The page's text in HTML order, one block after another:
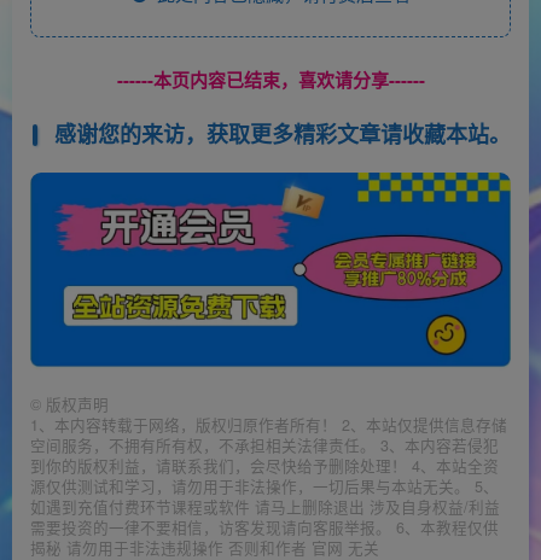
------本页内容已结束，喜欢请分享------
感谢您的来访，获取更多精彩文章请收藏本站。
© 版权声明
1、本内容转载于网络，版权归原作者所有！ 2、本站仅提供信息存储
空间服务，不拥有所有权，不承担相关法律责任。 3、本内容若侵犯
到你的版权利益，请联系我们，会尽快给予删除处理！ 4、本站全资
源仅供测试和学习，请勿用于非法操作，一切后果与本站无关。 5、
如遇到充值付费环节课程或软件 请马上删除退出 涉及自身权益/利益
需要投资的一律不要相信，访客发现请向客服举报。 6、本教程仅供
揭秘 请勿用于非法违规操作 否则和作者 官网 无关